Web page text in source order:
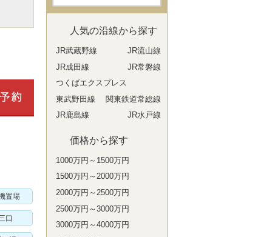
置場
口
人気の沿線から探す
JR武蔵野線
JR流山線
JR成田線
JR常磐線
つくばエクスプレス
東武野田線
関東鉄道常総線
JR鹿島線
JR水戸線
価格から探す
1000万円～1500万円
1500万円～2000万円
2000万円～2500万円
2500万円～3000万円
3000万円～4000万円